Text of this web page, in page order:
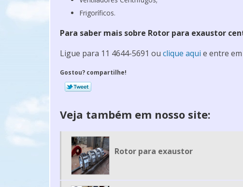
Frigoríficos.
Para saber mais sobre Rotor para exaustor
Ligue para 11 4644-5691 ou clique aqui e entre
Gostou? compartilhe!
Veja também em nosso site:
Rotor para exaustor